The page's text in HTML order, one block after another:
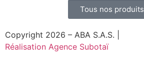
Tous nos produits
Copyright 2026 – ABA S.A.S. |
Réalisation Agence Subotaï